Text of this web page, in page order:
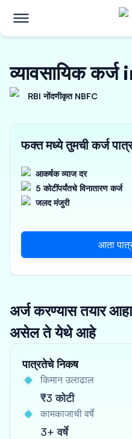
व्यावसायिक
RBI नोंदणीकृत NBFC
फक्त मध्ये तुमची कर्ज
आकर्षक व्याज दर
5 कोटींपर्यंतचे विनातारण कर्ज
जलद मंजुरी
अर्ज करण्यास तयार
असेल ते येथे आहे
पात्रतेचे निकष
किमान उलाढाल
₹3 कोटी
कामकाजाची वर्षे
3+ वर्षे